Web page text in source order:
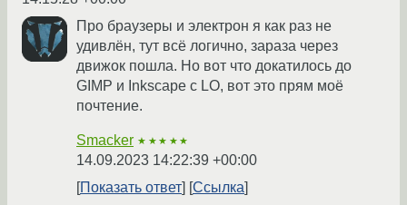
Про браузеры и электрон я как раз не
удивлён, тут всё логично, зараза через
движок пошла. Но вот что докатилось до
GIMP и Inkscape с LO, вот это прям моё
почтение.
Smacker ★★★★★
14.09.2023 14:22:39 +00:00
Показать ответ
Ссылка